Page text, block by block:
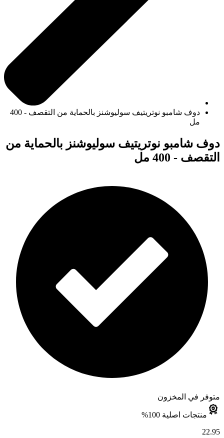
دوف شامبو نوتريتيف سوليوشنز بالحماية من التقصف - 400
مل
دوف شامبو نوتريتيف سوليوشنز بالحماية من
التقصف - 400 مل
متوفر في المخزون
منتجات اصلية 100%
22.95